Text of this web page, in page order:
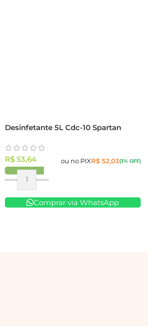
Desinfetante 5L Cdc-10 Spartan
R$ 53,64 ou no PIXR$52,03(3% OFF)
Comprar via WhatsApp